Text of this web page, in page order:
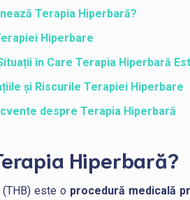
Terapia Hiperbară?
Hiperbare
în Care Terapia Hiperbară
și Riscurile Terapiei Hiperbare
despre Terapia Hiperbară
Hiperbară?
(THB) este o procedură medicală